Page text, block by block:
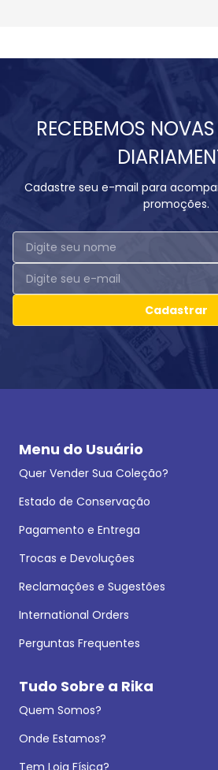
RECEBEMOS
Cadastre seu e-mail para
promoções.
Cadastrar
Menu do Usuário
Quer Vender Sua Coleção?
Estado de Conservação
Pagamento e Entrega
Trocas e Devoluções
Reclamações e Sugestões
International Orders
Perguntas Frequentes
Tudo Sobre a Rika
Quem Somos?
Onde Estamos?
Tem Loja Física?